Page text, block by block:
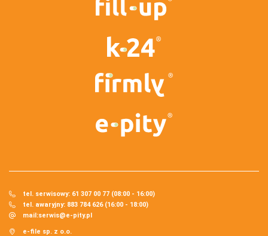
tel. serwisowy: 61 307 00 77 (08:00 - 16:00)
tel. awaryjny: 883 784 626 (16:00 - 18:00)
mail:serwis@e-pity.pl
e-file sp. z o.o.